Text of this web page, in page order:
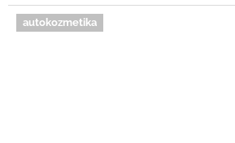
autokozmetika